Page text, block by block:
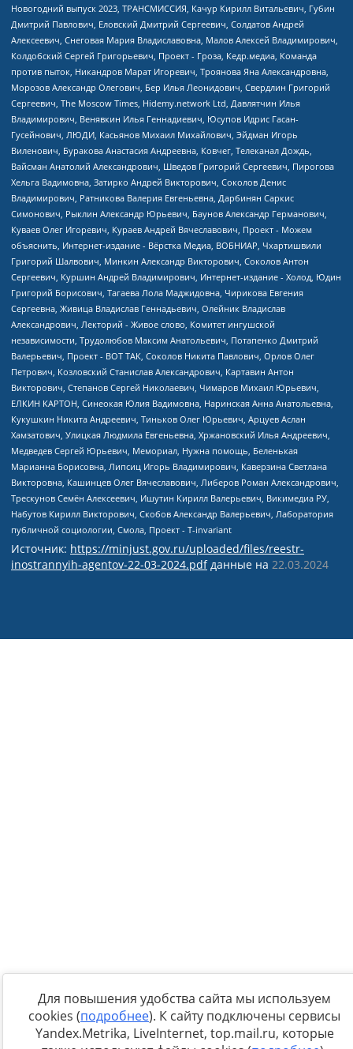
Источник: https://minjust.gov.ru/uploaded/files/reestr-
inostrannyih-agentov-22-03-2024.pdfданные на 22.03.2024
Для повышения удобства сайта мы используем
cookies (подробнее). К сайту подключены сервисы
Yandex.Metrika, LiveInternet, top.mail.ru, которые